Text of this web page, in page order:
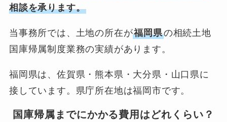
相談を承ります。
当事務所では、土地の所在が福岡県の相続土地
国庫帰属制度業務の実績があります。
福岡県は、佐賀県・熊本県・大分県・山口県に
接しています。県庁所在地は福岡市です。
国庫帰属までにかかる費用はどれくらい？